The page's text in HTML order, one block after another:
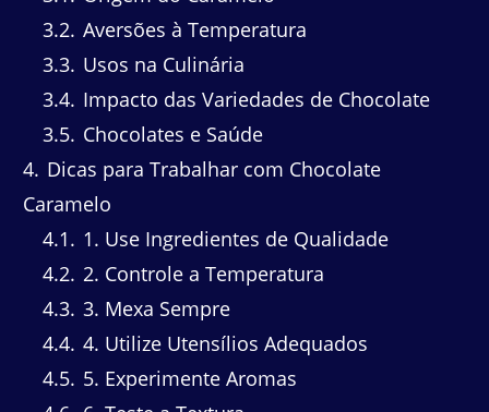
3.2 Aversões à Temperatura
3.3 Usos na Culinária
3.4 Impacto das Variedades de Chocolate
3.5 Chocolates e Saúde
4 Dicas para Trabalhar com Chocolate
Caramelo
4.1
1. Use Ingredientes de Qualidade
4.2 2. Controle a Temperatura
4.3 3. Mexa Sempre
4.4 4. Utilize Utensílios Adequados
4.5 5. Experimente Aromas